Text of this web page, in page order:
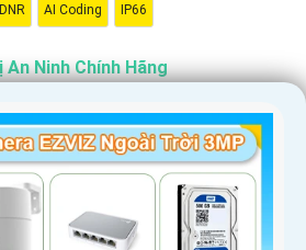
AI Coding IP66
An Ninh Chính Hãng